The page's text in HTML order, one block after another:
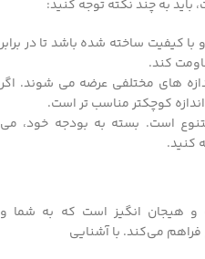
باید به چند نکته توجه کنید:
با کیفیت ساخته شده باشد تا در برابر
کند.
های مختلفی عرضه می‌ شوند. اگر
کوچکتر مناسب‌ تر است.
است. بسته به بودجه خود، می‌
کنید.
هیجان‌ انگیز است که به شما و
می‌کند. با آشنایی